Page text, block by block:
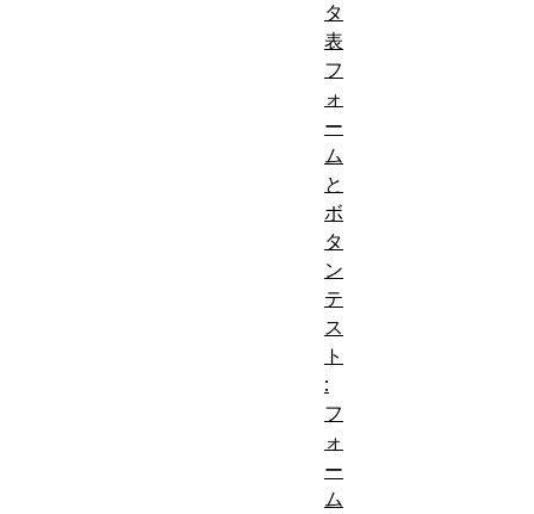
タ
表
フ
ォ
ー
ム
と
ボ
タ
ン
テ
ス
ト
:
フ
ォ
ー
ム